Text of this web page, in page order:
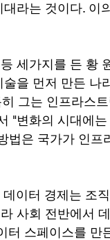
라는 것이다. 이
세가지를 든 황
을 먼저 만든 나
그는 인프라스
"변화의 시대에
법은 국가가 인프
이터 경제는 조
사회 전반에서
터 스페이스를 만